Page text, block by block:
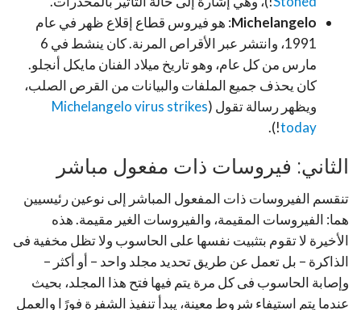
Michelangelo: هو فيروس قطاع إقلاع ظهر في عام
1991، وانتشر عبر الأقراص المرنة. كان ينشط في 6
مارس من كل عام، وهو تاريخ ميلاد الفنان مايكل أنجلو.
كان يحذف جميع الملفات والبيانات من القرص الصلب،
ويظهر رسالة تقول (Michelangelo virus strikes
today
!).
الثاني: فيروسات ذات مفعول مباشر
تنقسم الفيروسات ذات المفعول المباشر إلى نوعين رئيسيين
هما: الفيروسات المقيمة، والفيروسات الغير مقيمة. هذه
الأخيرة لا تقوم بتثبيت نفسها على الحاسوب ولا تظل مخفية فى
الذاكرة – بل تعمل عن طريق تحديد مجلد واحد – أو أكثر –
وإصابة الحاسوب فى كل مرة يتم فيها فتح هذا المجلد، بحيث
عندما يتم استيفاء شروط معينة، يبدأ تنفيذ الشفرة فورًا والعمل